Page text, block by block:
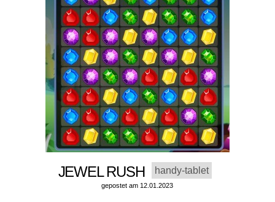
JEWEL RUSH handy-tablet
gepostet am 12.01.2023